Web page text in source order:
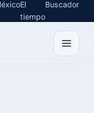
El
tiempo
Buscador